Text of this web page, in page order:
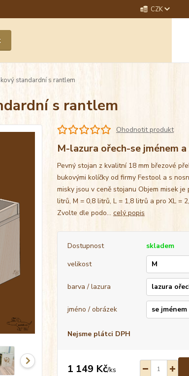
CZK
standardní s rantlem
s rantlem
Ohodnotit produkt
M-lazura ořech-se jménem
Pevný stojan z kvalitní 18 mm březové
bukovými kolíčky od firmy Festool a s
misky jsou v ceně stojanu Objem misek je
litrů, M = 0,8 litrů, L = 1,8 litrů a pro XL
Zvolte dle podo... celý popis
Dostupnost
skladem
velikost
barva / lazura
jméno / obrázek
Nejsme plátci DPH
1 149 Kč/ks